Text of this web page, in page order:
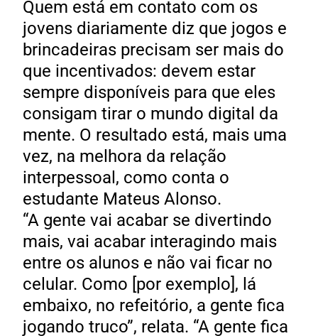
Quem está em contato com os
jovens diariamente diz que jogos e
brincadeiras precisam ser mais do
que incentivados: devem estar
sempre disponíveis para que eles
consigam tirar o mundo digital da
mente. O resultado está, mais uma
vez, na melhora da relação
interpessoal, como conta o
estudante Mateus Alonso.
“A gente vai acabar se divertindo
mais, vai acabar interagindo mais
entre os alunos e não vai ficar no
celular. Como [por exemplo], lá
embaixo, no refeitório, a gente fica
jogando truco”, relata. “A gente fica